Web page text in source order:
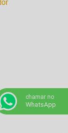
chamar no
WhatsApp